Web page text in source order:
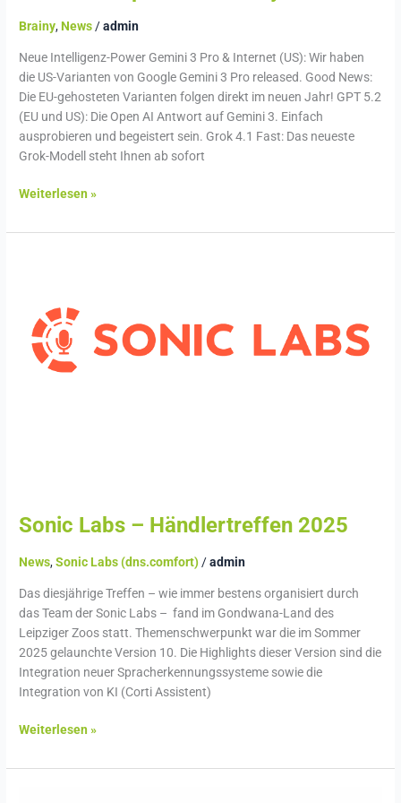
Brainy,News/admin
Neue Intelligenz-Power Gemini 3 Pro & Internet (US): Wir haben
die US-Varianten von Google Gemini 3 Pro released. Good News:
Die EU-gehosteten Varianten folgen direkt im neuen Jahr! GPT 5.2
(EU und US): Die Open AI Antwort auf Gemini 3. Einfach
ausprobieren und begeistert sein. Grok 4.1 Fast: Das neueste
Grok-Modell steht Ihnen ab sofort
Weiterlesen »
Sonic Labs – Händlertreffen 2025
News,Sonic Labs (dns.comfort) /admin
Das diesjährige Treffen – wie immer bestens organisiert durch
das Team der Sonic Labs – fand im Gondwana-Land des
Leipziger Zoos statt. Themenschwerpunkt war die im Sommer
2025 gelaunchte Version 10. Die Highlights dieser Version sind die
Integration neuer Spracherkennungssysteme sowie die
Integration von KI (Corti Assistent)
Händlertreffen
2025
Weiterlesen »